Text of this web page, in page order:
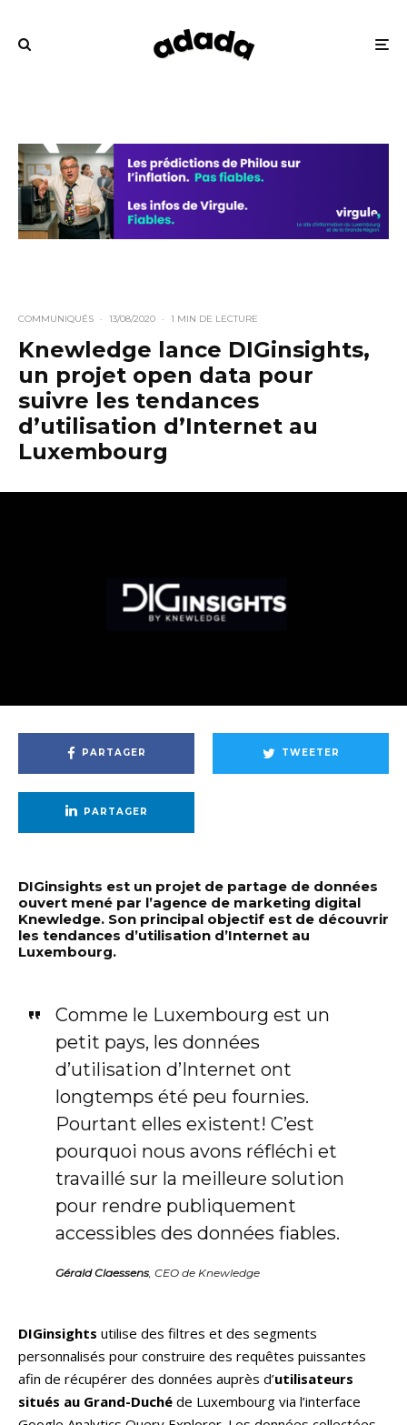
COMMUNIQUÉS · 13/08/2020 · 1 MIN DE LECTURE
Knewledge lance DIGinsights,
un projet open data pour
suivre les tendances
d’utilisation d’Internet au
Luxembourg
PARTAGER TWEETER
PARTAGER
DIGinsights est un projet de partage de données
ouvert mené par l’agence de marketing digital
Knewledge. Son principal objectif est de découvrir
les tendances d’utilisation d’Internet au
Luxembourg.
Comme le Luxembourg est un
petit pays, les données
d’utilisation d’Internet ont
longtemps été peu fournies.
Pourtant elles existent! C’est
pourquoi nous avons réfléchi et
travaillé sur la meilleure solution
pour rendre publiquement
accessibles des données fiables.
Gérald Claessens, CEO de Knewledge
DIGinsights utilise des filtres et des segments
personnalisés pour construire des requêtes puissantes
afin de récupérer des données auprès d’utilisateurs
situés au Grand-Duché de Luxembourg via l’interface